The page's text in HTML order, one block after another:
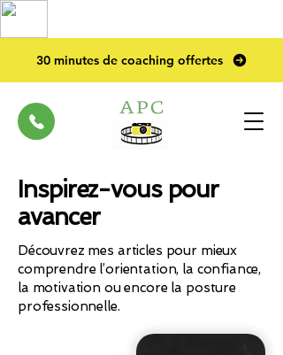
30 minutes de coaching offertes
Inspirez-vous pour
avancer
Découvrez mes articles pour mieux
comprendre l’orientation, la confiance,
la motivation ou encore la posture
professionnelle.